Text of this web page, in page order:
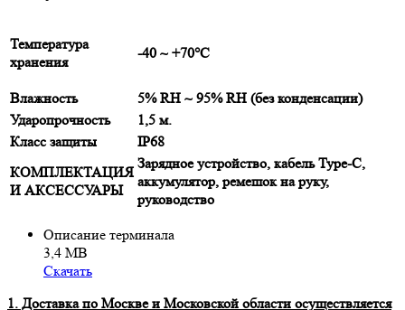
Температура
хранения
-40 ~ +70°C
Влажность
5% RH ~ 95% RH (без конденсации)
Ударопрочность
1,5 м.
Класс защиты
IP68
КОМПЛЕКТАЦИЯ
И АКСЕССУАРЫ
Зарядное устройство, кабель Type-C,
аккумулятор, ремешок на руку,
руководство
Описание терминала
3,4 МВ
Скачать
1. Доставка по Москве и Московской области осуществляется